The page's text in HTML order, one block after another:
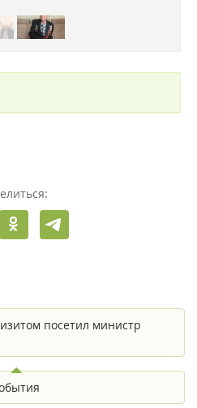
посетил министр